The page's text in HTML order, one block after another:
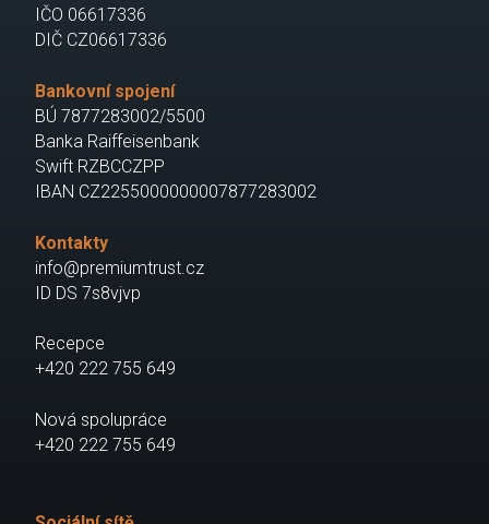
IČO 06617336
DIČ CZ06617336
Bankovní spojení
BÚ 7877283002/5500
Banka Raiffeisenbank
Swift RZBCCZPP
IBAN CZ2255000000007877283002
Kontakty
info@premiumtrust.cz
ID DS 7s8vjvp
Recepce
+420 222 755 649
Nová spolupráce
+420 222 755 649